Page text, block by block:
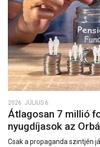
2026. JÚLIUS 6.
Átlagosan 7 millió
nyugdíjasok az
Csak a propaganda szintjén